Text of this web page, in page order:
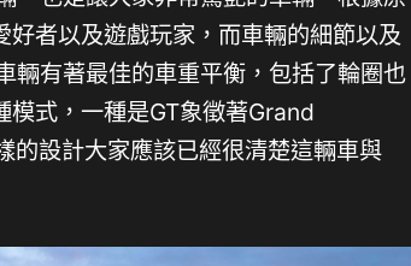
者以及遊戲玩家，而車輛的細節以及
輛有著最佳的車重平衡，包括了輪圈也
式，一種是GT象徵著Grand
的設計大家應該已經很清楚這輛車與